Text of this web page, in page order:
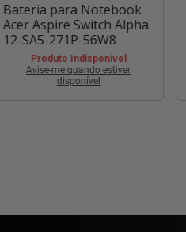
Bateria para Notebook
Acer Aspire Switch Alpha
12-SA5-271P-56W8
Produto Indisponível
Avise-me quando estiver
disponível